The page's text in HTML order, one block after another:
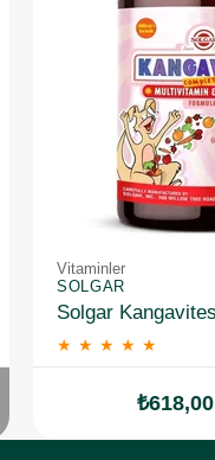
Vitaminler
SOLGAR
★ ★ ★ ★ ★
₺618,00